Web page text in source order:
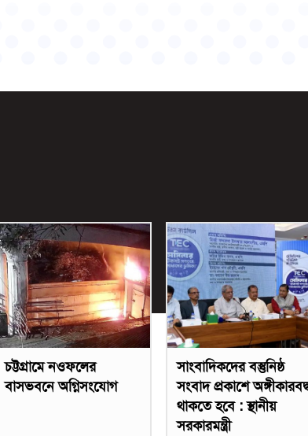
চট্টগ্রামে নওফলের
বাসভবনে অগ্নিসংযোগ
সাংবাদিকদের বস্তুনিষ্ঠ
সংবাদ প্রকাশে
থাকতে হবে : স্থানীয়
সরকারমন্ত্রী